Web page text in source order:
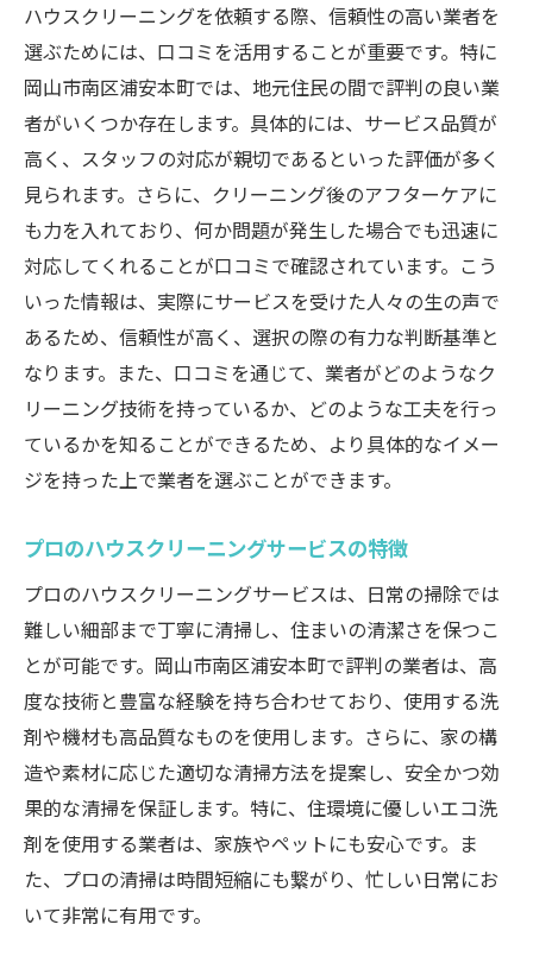
実際の退去体験から学ぶクリーニングの重
要性
安心して退去できるクリーニングサービス
の選び方
岡山市南区でのハウスクリーニング費用対効果
を最大化する方法
コストを抑えるためのクリーニングプラン
の比較
費用対効果の高いクリーニングサービスの
選び方
地域の相場を知って賢く選ぶ方法
サービス内容と価格のバランスを考える
お得なプランを見つけるためのヒント
めのポイント
引越し前後のハウスクリーニングの重要性実際
の事例から
引越し前にクリーニングを依頼するメリッ
ト
引越し後のクリーニングで新生活を快適に
実例に学ぶクリーニングの重要性と効果
引越し時に役立つクリーニングサービスの
選び方
引越しをスムーズにするためのクリーニン
ハウスクリーニングを依頼する際、信頼性の高い業者を
選ぶためには、口コミを活用することが重要です。特に
岡山市南区浦安本町では、地元住民の間で評判の良い業
者がいくつか存在します。具体的には、サービス品質が
高く、スタッフの対応が親切であるといった評価が多く
見られます。さらに、クリーニング後のアフターケアに
も力を入れており、何か問題が発生した場合でも迅速に
対応してくれることが口コミで確認されています。こう
いった情報は、実際にサービスを受けた人々の生の声で
あるため、信頼性が高く、選択の際の有力な判断基準と
なります。また、口コミを通じて、業者がどのようなク
リーニング技術を持っているか、どのような工夫を行っ
ているかを知ることができるため、より具体的なイメー
ジを持った上で業者を選ぶことができます。
プロのハウスクリーニングサービスの特徴
プロのハウスクリーニングサービスは、日常の掃除では
難しい細部まで丁寧に清掃し、住まいの清潔さを保つこ
とが可能です。岡山市南区浦安本町で評判の業者は、高
度な技術と豊富な経験を持ち合わせており、使用する洗
剤や機材も高品質なものを使用します。さらに、家の構
造や素材に応じた適切な清掃方法を提案し、安全かつ効
果的な清掃を保証します。特に、住環境に優しいエコ洗
剤を使用する業者は、家族やペットにも安心です。ま
た、プロの清掃は時間短縮にも繋がり、忙しい日常にお
いて非常に有用です。